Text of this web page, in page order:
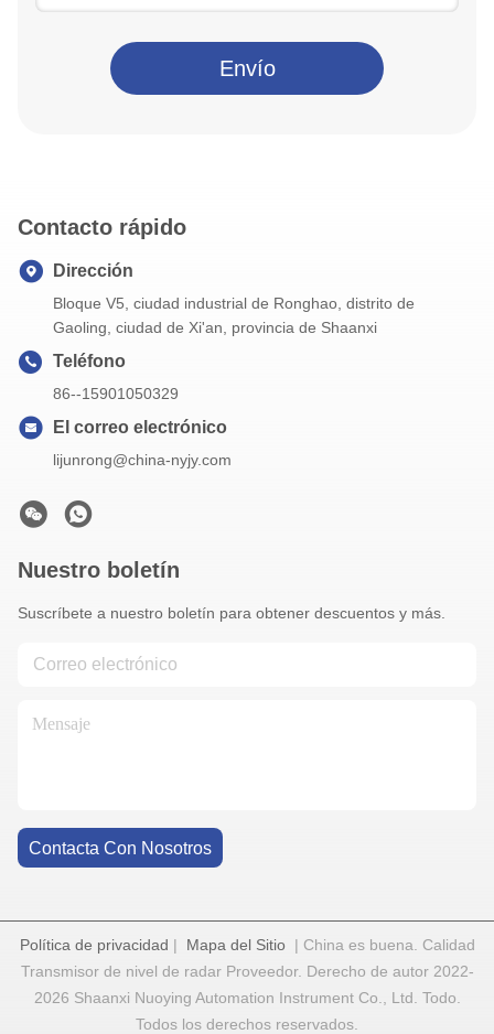
Envío
Contacto rápido
Dirección
Bloque V5, ciudad industrial de Ronghao, distrito de
Gaoling, ciudad de Xi'an, provincia de Shaanxi
Teléfono
86--15901050329
El correo electrónico
lijunrong@china-nyjy.com
Nuestro boletín
Suscríbete a nuestro boletín para obtener descuentos y más.
Contacta Con Nosotros
Política de privacidad | Mapa del Sitio| China es buena. Calidad
Transmisor de nivel de radar Proveedor. Derecho de autor 2022-
2026 Shaanxi Nuoying Automation Instrument Co., Ltd. Todo.
Todos los derechos reservados.